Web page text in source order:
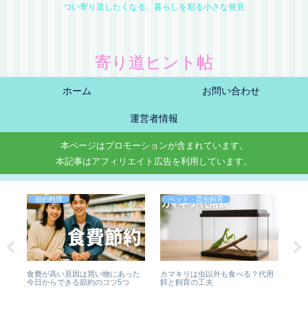
つい寄り道したくなる、暮らしを彩る小さな発見
寄り道ヒント帖
ホーム お問い合わせ
運営者情報
本ページはプロモーションが含まれています。
本記事はアフィリエイト広告を利用しています。
節約料理
食費が高い原因は買い物にあった
今日からできる節約のコツ5つ
ペット・昆虫飼育
カマキリは虫以外も食べる？代用
餌と飼育の工夫